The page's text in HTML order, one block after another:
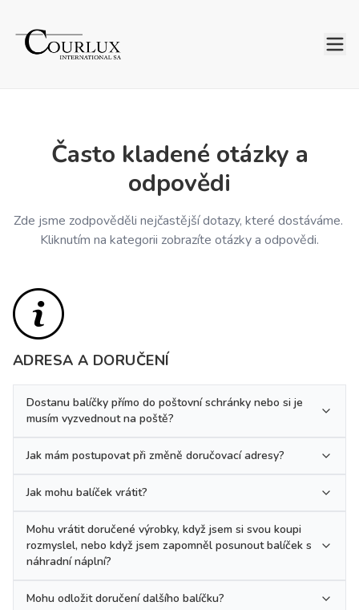
Často kladené otázky a
odpovědi
Zde jsme zodpověděli nejčastější dotazy, které dostáváme.
Kliknutím na kategorii zobrazíte otázky a odpovědi.
ADRESA A DORUČENÍ
Dostanu balíčky přímo do poštovní schránky nebo si je
musím vyzvednout na poště?
Jak mám postupovat při změně doručovací adresy?
Jak mohu balíček vrátit?
Mohu vrátit doručené výrobky, když jsem si svou koupi
rozmyslel, nebo když jsem zapomněl posunout balíček s
náhradní náplní?
Mohu odložit doručení dalšího balíčku?